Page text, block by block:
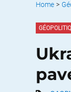
Home >